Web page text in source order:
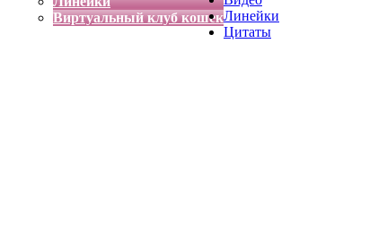
Виртуальный клуб кошекЛинейки
Цитаты